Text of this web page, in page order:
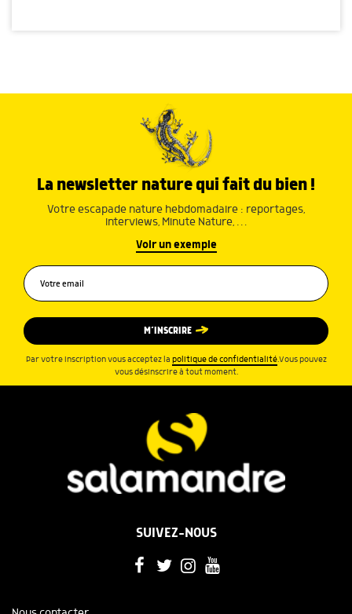
La newsletter nature qui fait du bien !
Votre escapade nature hebdomadaire : reportages,
interviews, Minute Nature, …
Voir un exemple
M’INSCRIRE
Par votre inscription vous acceptez la politique de confidentialité.Vous pouvez
vous désinscrire à tout moment.
SUIVEZ-NOUS